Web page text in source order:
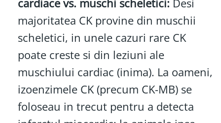
majoritatea CK provine din muschii
scheletici, in unele cazuri rare CK
poate creste si din leziuni ale
muschiului cardiac (inima). La oameni,
izoenzimele CK (precum CK-MB) se
foloseau in trecut pentru a detecta